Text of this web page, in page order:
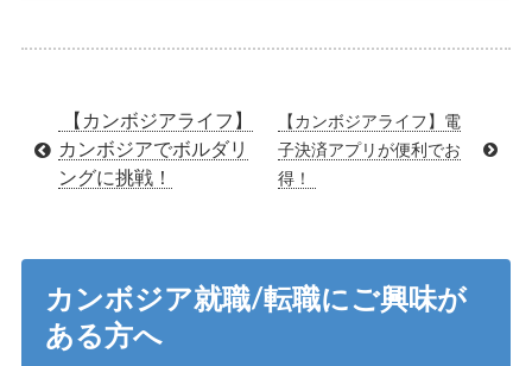
【カンボジアライフ】
カンボジアでボルダリ
ングに挑戦！
【カンボジアライフ】電
子決済アプリが便利でお
得！
カンボジア就職/転職にご興味が
ある方へ